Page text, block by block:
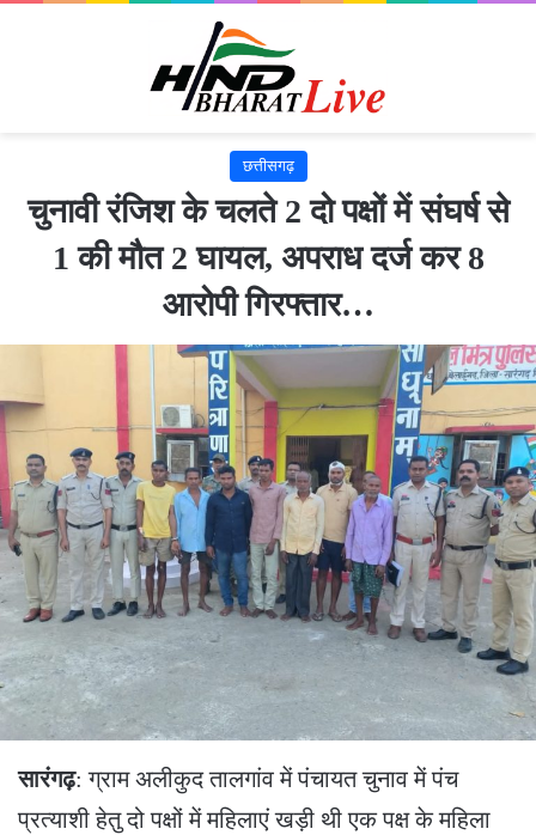
छत्तीसगढ़
चुनावी रंजिश के चलते 2 दो पक्षों में संघर्ष से
1 की मौत 2 घायल, अपराध दर्ज कर 8
आरोपी गिरफ्तार…
सारंगढ़: ग्राम अलीकुद तालगांव में पंचायत चुनाव में पंच
प्रत्याशी हेतु दो पक्षों में महिलाएं खड़ी थी एक पक्ष के महिला